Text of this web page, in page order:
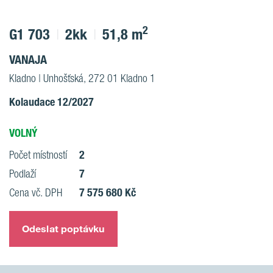
G1 703 2kk 51,8 m2
VANAJA
Kladno | Unhošťská, 272 01 Kladno 1
Kolaudace 12/2027
VOLNÝ
Počet místností 2
Podlaží 7
Cena vč. DPH 7 575 680 Kč
Odeslat poptávku